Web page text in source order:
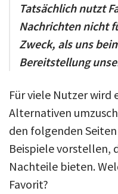
Tatsächlich nutzt
Nachrichten nicht
Zweck, als uns
Bereitstellung
Für viele Nutzer wird
Alternativen
den folgenden
Beispiele vorstellen,
Nachteile bieten.
Favorit?